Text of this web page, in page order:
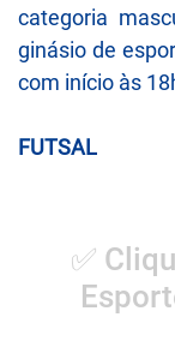
categoria
ginásio de
com início às
FUTSAL
✅